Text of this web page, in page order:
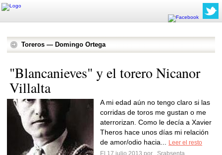
Toreros — Domingo Ortega
"Blancanieves" y el torero Nicanor
Villalta
A mi edad aún no tengo claro si las
corridas de toros me gustan o me
aterrorizan. Como le decía a Xavier
Theros hace unos días mi relación
de amor/odio hacia...
Leer el resto
El 17 julio 2013 por
Srabsenta